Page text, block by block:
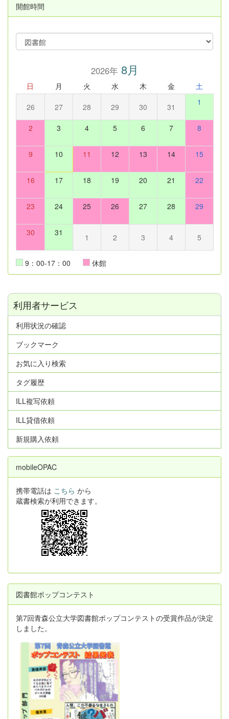
開館時間
2026年8月
日 月 火 水 木 金 土
26 27 28 29 30 31 1
2 3 4 5 6 7 8
9 10 11 12 13 14 15
16 17 18 19 20 21 22
23 24 25 26 27 28 29
30 31 1 2 3 4 5
9：00-17：00 休館
利用者サービス
利用状況の確認
ブックマーク
お気に入り検索
タグ履歴
ILL複写依頼
ILL貸借依頼
新規購入依頼
mobileOPAC
携帯電話は こちら から
蔵書検索が利用できます。
図書館ポップコンテスト
第7回青森公立大学図書館ポップコンテストの受賞作品が決定
しました。